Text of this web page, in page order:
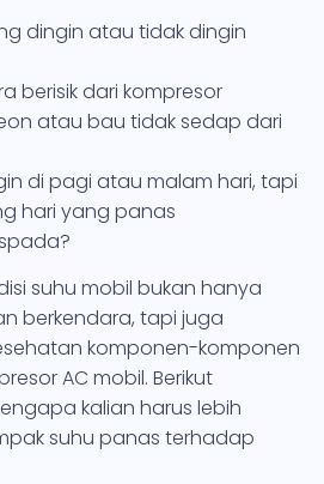
dingin atau tidak dingin
berisik dari kompresor
atau bau tidak sedap dari
di pagi atau malam hari, tapi
hari yang panas
suhu mobil bukan hanya
berkendara, tapi juga
komponen-komponen
AC mobil. Berikut
kalian harus lebih
suhu panas terhadap